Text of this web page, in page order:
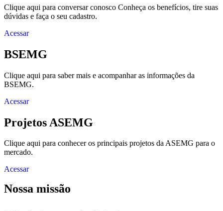
Clique aqui para conversar conosco Conheça os benefícios, tire suas
dúvidas e faça o seu cadastro.
Acessar
BSEMG
Clique aqui para saber mais e acompanhar as informações da
BSEMG.
Acessar
Projetos ASEMG
Clique aqui para conhecer os principais projetos da ASEMG para o
mercado.
Acessar
Nossa missão